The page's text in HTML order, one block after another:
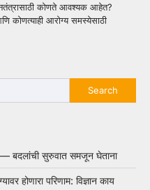
कोणते आवश्यक आहेत?
कोणत्याही आरोग्य समस्येसाठी
Search
— बदलांची सुरुवात समजून घेताना
होणारा परिणाम: विज्ञान काय